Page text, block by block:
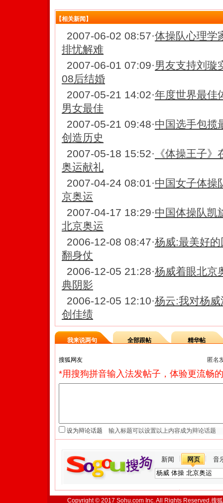
【相关新闻】
2007-06-02 08:57·体操队心理学
排忧解难
2007-06-01 07:09·男友支持刘璇
08后结婚
2007-05-21 14:02·年度世界最佳
男女最佳
2007-05-21 09:48·中国选手包揽
创造历史
2007-05-18 15:52· 《体操王子
奥运献礼
2007-04-24 08:01·中国女子体操
京奥运
2007-04-17 18:29·中国体操队凯
北京奥运
2006-12-08 08:47·杨威:最美好
翻身仗
2006-12-05 21:28·杨威着眼北京
典阴影
2006-12-05 12:10·杨云:我对杨
创佳绩
我来说两句 全部跟帖 精华帖
匿名
*用搜狗拼音输入法发帖子，体验更流畅
设为辩论话题
新闻 网页 音
Copyright © 2017 Sohu.com Inc. All Rights Reserved.搜